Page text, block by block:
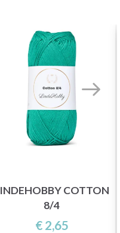
COTTON
8/4
€ 2,65